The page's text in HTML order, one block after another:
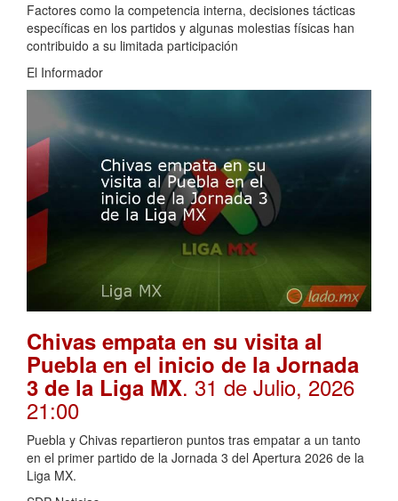
Factores como la competencia interna, decisiones tácticas
específicas en los partidos y algunas molestias físicas han
contribuido a su limitada participación
El Informador
Chivas empata en su visita al
Puebla en el inicio de la Jornada
3 de la Liga MX. 31 de Julio, 2026
21:00
Puebla y Chivas repartieron puntos tras empatar a un tanto
en el primer partido de la Jornada 3 del Apertura 2026 de la
Liga MX.